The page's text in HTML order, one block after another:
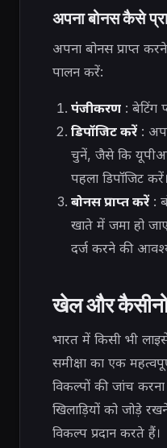
अपना बोनस कैसे
अपना बोनस प्राप्त
पालन करें:
पंजीकरण: बेटिंग
डिपॉजिट करें:
चुनें, जैसे कि
पहला डिपॉजिट करें।
बोनस प्राप्त करें:
खाते में जमा हो
दर्ज करने की
खेल और
भारत में किसी भी
समीक्षा का एक
विकल्पों की जांच करना
खिलाड़ियों को जोड़े
विकल्प प्रदान करते हैं।